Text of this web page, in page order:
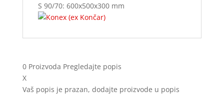
S 90/70: 600x500x300 mm
0Proizvoda Pregledajte popis
X
Vaš popis je prazan, dodajte proizvode u popis